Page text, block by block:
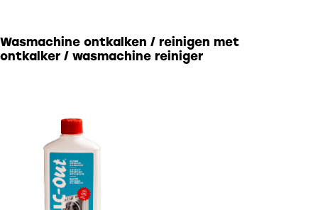
Wasmachine ontkalken / reinigen met
ontkalker / wasmachine reiniger